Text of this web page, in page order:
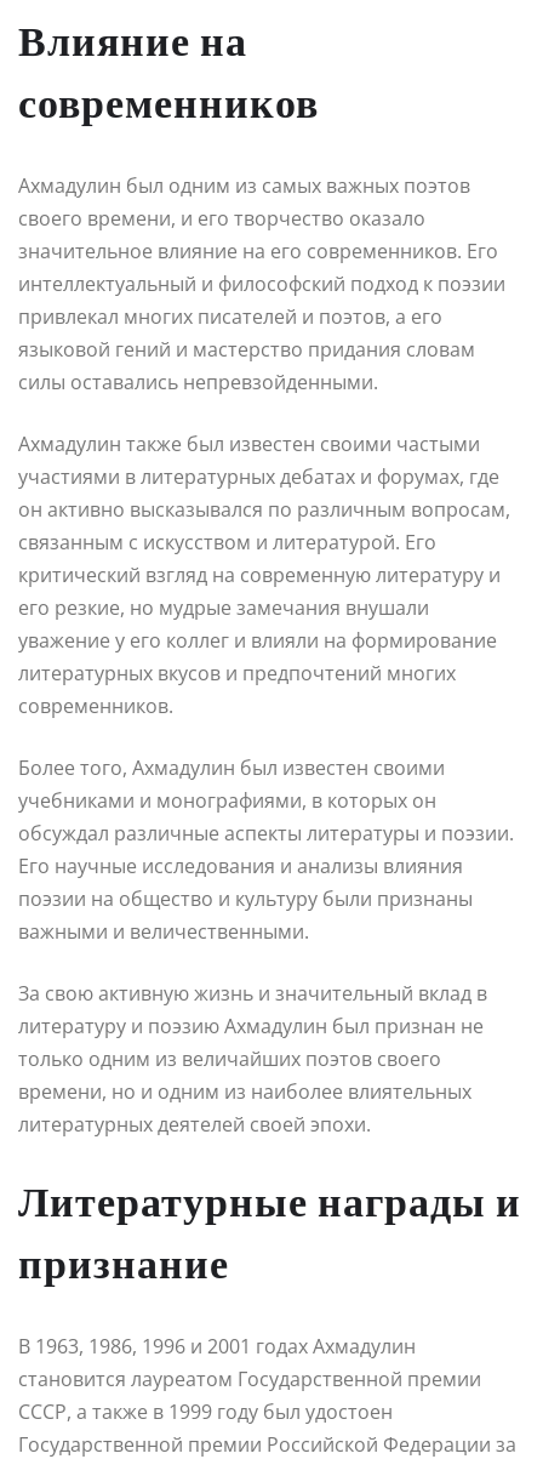
Влияние на
современников
Ахмадулин был одним из самых важных поэтов
своего времени, и его творчество оказало
значительное влияние на его современников. Его
интеллектуальный и философский подход к поэзии
привлекал многих писателей и поэтов, а его
языковой гений и мастерство придания словам
силы оставались непревзойденными.
Ахмадулин также был известен своими частыми
участиями в литературных дебатах и форумах, где
он активно высказывался по различным вопросам,
связанным с искусством и литературой. Его
критический взгляд на современную литературу и
его резкие, но мудрые замечания внушали
уважение у его коллег и влияли на формирование
литературных вкусов и предпочтений многих
современников.
Более того, Ахмадулин был известен своими
учебниками и монографиями, в которых он
обсуждал различные аспекты литературы и поэзии.
Его научные исследования и анализы влияния
поэзии на общество и культуру были признаны
важными и величественными.
За свою активную жизнь и значительный вклад в
литературу и поэзию Ахмадулин был признан не
только одним из величайших поэтов своего
времени, но и одним из наиболее влиятельных
литературных деятелей своей эпохи.
Литературные награды и
признание
В 1963, 1986, 1996 и 2001 годах Ахмадулин
становится лауреатом Государственной премии
СССР, а также в 1999 году был удостоен
Государственной премии Российской Федерации за